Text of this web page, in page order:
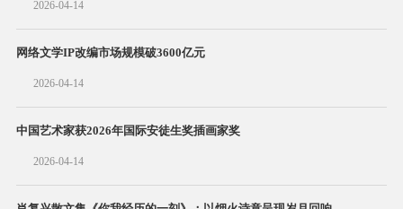
2026-04-14
网络文学IP改编市场规模破3600亿元
2026-04-14
中国艺术家获2026年国际安徒生奖插画家奖
2026-04-14